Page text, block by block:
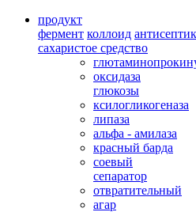
продукт
фермент коллоид антисептик
сахаристое средство
оксидаза
глюкозы
ксилогликогеназа
липаза
альфа - амилаза
красный барда
соевый
сепаратор
отвратительный
агар